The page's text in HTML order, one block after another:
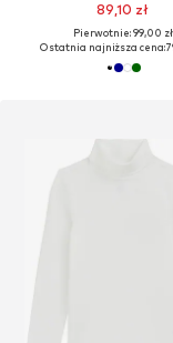
89,10 zł
Pierwotnie: 99,00 zł
Ostatnia najniższa cena: